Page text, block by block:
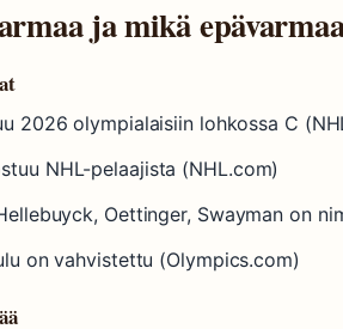
ja mikä
2026 olympialaisiin lohkossa C
NHL-pelaajista (NHL.com)
Oettinger, Swayman on
on vahvistettu (Olympics.com)